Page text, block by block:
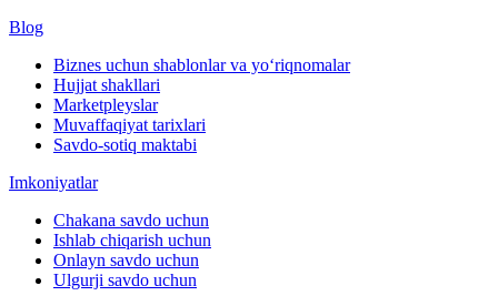
Blog
Biznes uchun shablonlar va yo‘riqnomalar
Hujjat shakllari
Marketpleyslar
Muvaffaqiyat tarixlari
Savdo-sotiq maktabi
Imkoniyatlar
Chakana savdo uchun
Ishlab chiqarish uchun
Onlayn savdo uchun
Ulgurji savdo uchun